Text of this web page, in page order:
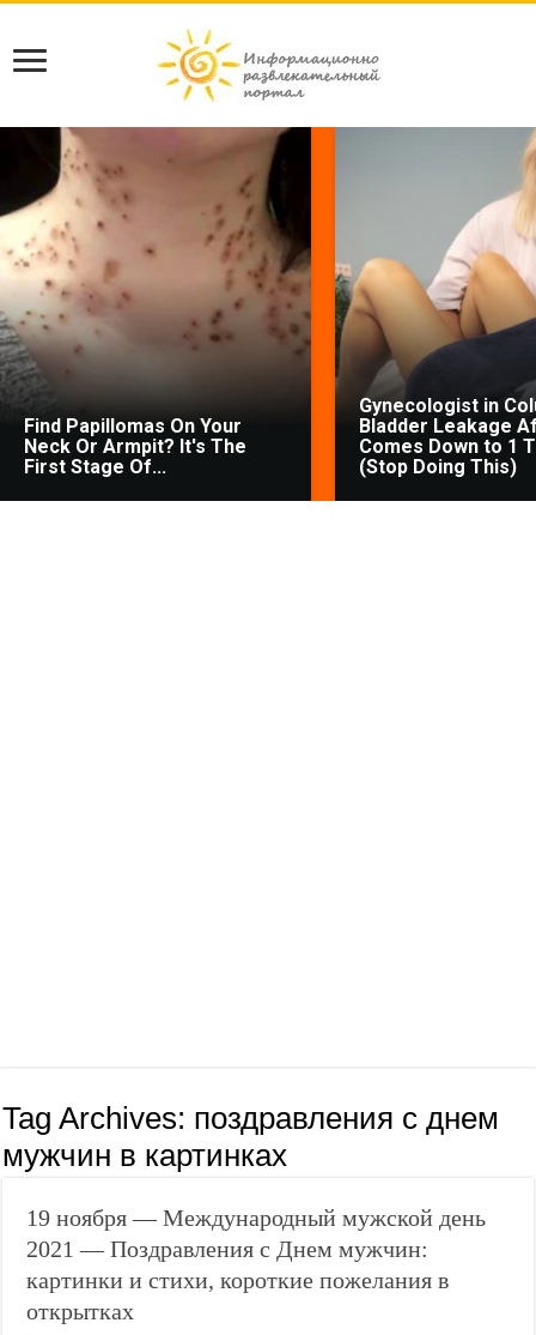
Find Papillomas On Your
Neck Or Armpit? It's The
First Stage Of...
Gynecologist in
Bladder Leakage
Comes Down to 1
(Stop Doing This)
Tag Archives: поздравления с днем
мужчин в картинках
19 ноября — Международный мужской день
2021 — Поздравления с Днем мужчин:
картинки и стихи, короткие пожелания в
открытках